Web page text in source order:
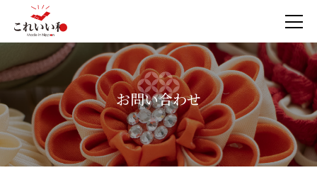
お問い合わせ